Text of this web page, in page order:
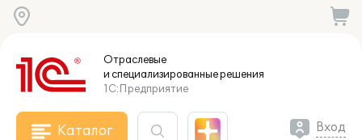
Отраслевые
и специализированныерешения
1С:Предприятие
Каталог Вход